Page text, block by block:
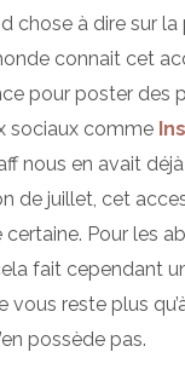
chose à dire sur
connait cet
pour poster des
sociaux comme
nous en avait
de juillet, cet
certaine. Pour les
fait cependant
vous reste plus
possède pas.